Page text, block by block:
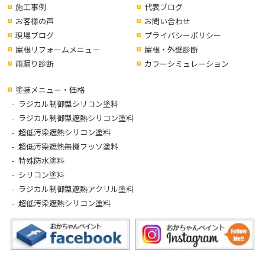
施工事例
お客様の声
現場ブログ
代表ブログ
お問い合わせ
プライバシーポリシー
屋根リフォームメニュー
雨漏り診断
屋根・外壁診断
カラーシミュレーション
塗装メニュー・価格
ラジカル制御型シリコン塗料
ラジカル制御型遮熱シリコン塗料
超低汚染遮熱シリコン塗料
超低汚染遮熱無機フッソ塗料
特殊防水塗料
シリコン塗料
ラジカル制御型遮熱アクリル塗料
超低汚染遮熱シリコン塗料